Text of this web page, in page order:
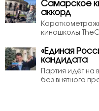
Самарское
аккорд
киношколы
«Единая
кандидата
Партия идёт
без внятного